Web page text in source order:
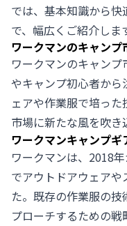
では、基本知識から
で、幅広くご紹介しま
ワークマンのキャン
ワークマンのキャン
やキャンプ初心者から
ェアや作業服で培っ
市場に新たな風を吹き
ワークマンキャンプギ
ワークマンは、2018
でアウトドアウェア
た。既存の作業服の
プローチするための戦